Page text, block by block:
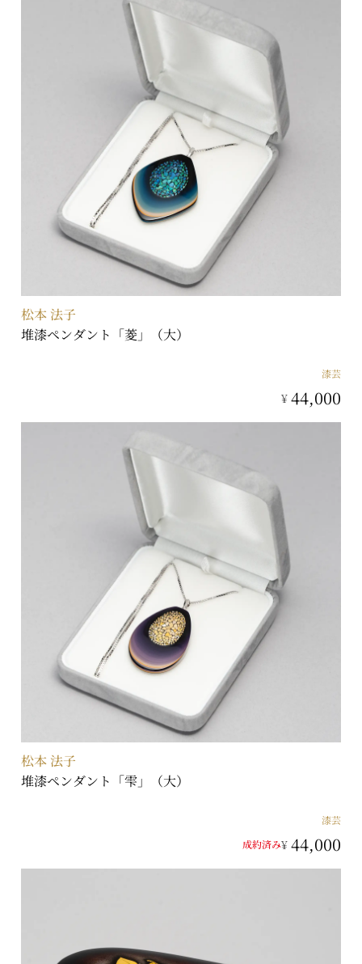
松本 法子
堆漆ペンダント「菱」（大）
漆芸
¥ 44,000
松本 法子
堆漆ペンダント「雫」（大）
漆芸
成約済み¥ 44,000